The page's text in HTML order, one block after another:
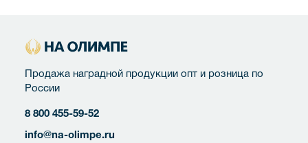
Продажа наградной продукции опт и розница по
России
8 800 455-59-52
info@na-olimpe.ru